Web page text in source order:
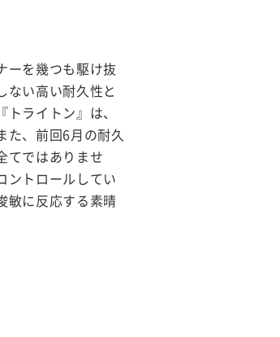
ーを幾つも駆け抜
ない高い耐久性と
ライトン』は、
た、前回6月の耐久
てではありませ
ントロールしてい
敏に反応する素晴